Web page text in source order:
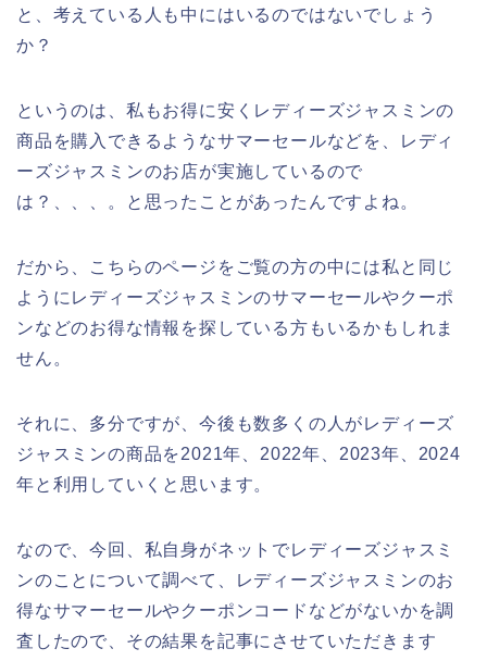
と、考えている人も中にはいるのではないでしょう
か？
というのは、私もお得に安くレディーズジャスミンの
商品を購入できるようなサマーセールなどを、レディ
ーズジャスミンのお店が実施しているので
は？、、、。と思ったことがあったんですよね。
だから、こちらのページをご覧の方の中には私と同じ
ようにレディーズジャスミンのサマーセールやクーポ
ンなどのお得な情報を探している方もいるかもしれま
せん。
それに、多分ですが、今後も数多くの人がレディーズ
ジャスミンの商品を2021年、2022年、2023年、2024
年と利用していくと思います。
なので、今回、私自身がネットでレディーズジャスミ
ンのことについて調べて、レディーズジャスミンのお
得なサマーセールやクーポンコードなどがないかを調
査したので、その結果を記事にさせていただきます